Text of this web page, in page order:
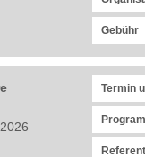
Gebühr
Termin